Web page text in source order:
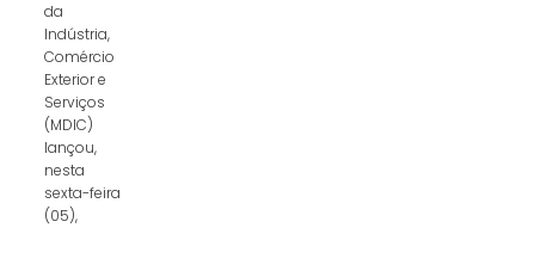
da
Indústria,
Comércio
Exterior e
Serviços
(MDIC)
lançou,
nesta
sexta-feira
(05),